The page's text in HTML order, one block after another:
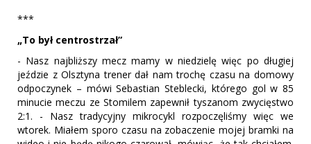
***
„To był centrostrzał”
- Nasz najbliższy mecz mamy w niedzielę więc po długiej
jeździe z Olsztyna trener dał nam trochę czasu na domowy
odpoczynek – mówi Sebastian Steblecki, którego gol w 85
minucie meczu ze Stomilem zapewnił tyszanom zwycięstwo
2:1. - Nasz tradycyjny mikrocykl rozpoczęliśmy więc we
wtorek. Miałem sporo czasu na zobaczenie mojej bramki na